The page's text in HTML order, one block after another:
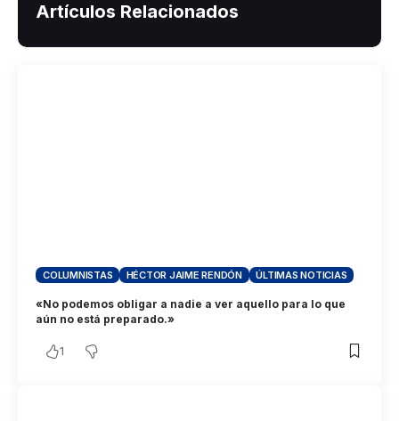
Artículos Relacionados
COLUMNISTAS HÉCTOR JAIME RENDÓN ÚLTIMAS NOTICIAS
«No podemos obligar a nadie a ver aquello para lo que
aún no está preparado.»
1